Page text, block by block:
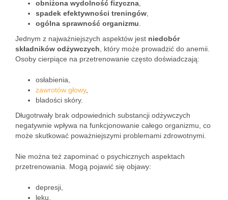
obniżona wydolność fizyczna
spadek efektywności treningów
ogólna sprawność organizmu
Jednym z najważniejszych aspektów jest niedobór
składników odżywczych , który może prowadzić do anemii.
Osoby cierpiące na przetrenowanie często doświadczają:
osłabienia,
zawrotów głowy,
bladości skóry.
Długotrwały brak odpowiednich substancji odżywczych
negatywnie wpływa na funkcjonowanie całego organizmu, co
może skutkować poważniejszymi problemami zdrowotnymi.
Nie można też zapominać o psychicznych aspektach
przetrenowania. Mogą pojawić się objawy:
depresji,
lęku,